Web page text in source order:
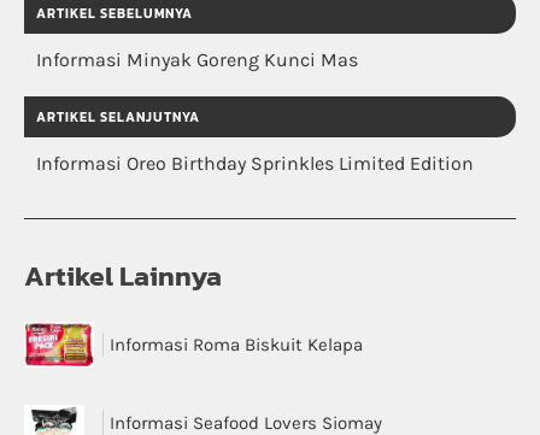
ARTIKEL SEBELUMNYA
Informasi Minyak Goreng Kunci Mas
ARTIKEL SELANJUTNYA
Informasi Oreo Birthday Sprinkles Limited Edition
Artikel Lainnya
Informasi Roma Biskuit Kelapa
Informasi Seafood Lovers Siomay